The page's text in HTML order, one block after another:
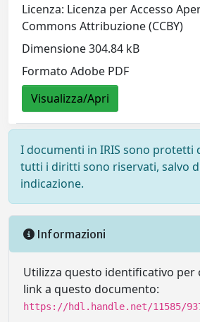
Licenza: Licenza per Accesso
Commons Attribuzione (CCBY)
Dimensione 304.84 kB
Formato Adobe PDF
Visualizza/Apri
I documenti in IRIS sono protetti
tutti i diritti sono riservati, salvo
indicazione.
Informazioni
Utilizza questo identificativo per
link a questo documento:
https://hdl.handle.net/11585/